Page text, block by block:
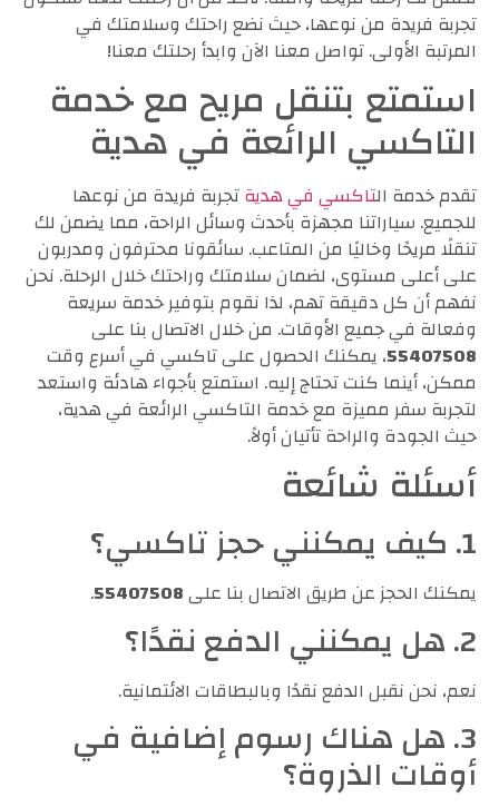
تجربة فريدة من نوعها، حيث نضع راحتك وسلامتك في
المرتبة الأولى. تواصل معنا الآن وابدأ رحلتك معنا!
استمتع بتنقل مريح مع خدمة
التاكسي الرائعة في هدية
تقدم خدمة التاكسي في هديةتجربة فريدة من نوعها
للجميع. سياراتنا مجهزة بأحدث وسائل الراحة، مما يضمن لك
تنقلًا مريحًا وخاليًا من المتاعب. سائقونا محترفون ومدربون
على أعلى مستوى، لضمان سلامتك وراحتك خلال الرحلة. نحن
نفهم أن كل دقيقة تهم، لذا نقوم بتوفير خدمة سريعة
وفعالة في جميع الأوقات. من خلال الاتصال بنا على
55407508، يمكنك الحصول على تاكسي في أسرع وقت
ممكن، أينما كنت تحتاج إليه. استمتع بأجواء هادئة واستعد
لتجربة سفر مميزة مع خدمة التاكسي الرائعة في هدية،
حيث الجودة والراحة تأتيان أولاً.
أسئلة شائعة
يمكنك الحجز عن طريق الاتصال بنا على55407508
.
نعم، نحن نقبل الدفع نقدًا وبالبطاقات الائتمانية.
3. هل هناك رسوم إضافية في
أوقات الذروة؟